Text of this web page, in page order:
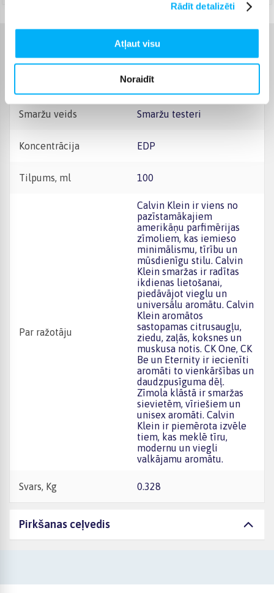
Rādīt detalizēti
Atļaut visu
NoraidītCalvin Klein
Smaržu veids Smaržu testeri
Koncentrācija EDP
Tilpums, ml 100
Par ražotāju
Calvin Klein ir viens no
pazīstamākajiem
amerikāņu parfimērijas
zīmoliem, kas iemieso
minimālismu, tīrību un
mūsdienīgu stilu. Calvin
Klein smaržas ir radītas
ikdienas lietošanai,
piedāvājot vieglu un
universālu aromātu. Calvin
Klein aromātos
sastopamas citrusaugļu,
ziedu, zaļās, koksnes un
muskusa notis. CK One, CK
Be un Eternity ir iecienīti
aromāti to vienkāršības un
daudzpusīguma dēļ.
Zīmola klāstā ir smaržas
sievietēm, vīriešiem un
unisex aromāti. Calvin
Klein ir piemērota izvēle
tiem, kas meklē tīru,
modernu un viegli
valkājamu aromātu.
Svars, Kg 0.328
Pirkšanas ceļvedis